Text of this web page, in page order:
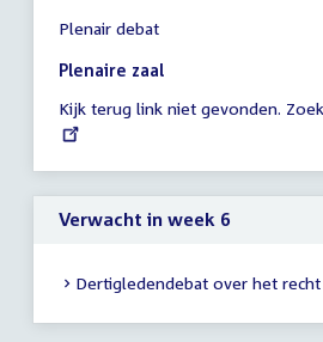
vergadering
19:30
23:59
uur
Plenair debat
Plenaire zaal
Kijk terug link niet gevonden.
Verwacht in week 6
Dertigledendebat over het